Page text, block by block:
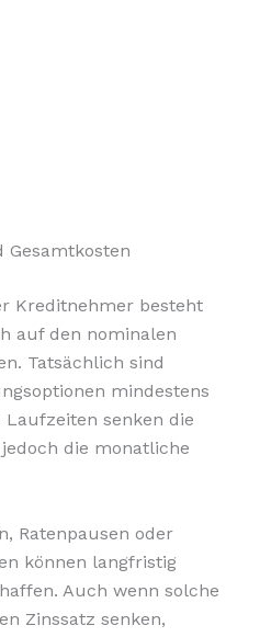
Kreditnehmer besteht
auf den nominalen
Tatsächlich sind
mindestens
senken die
die monatliche
Ratenpausen oder
können langfristig
Auch wenn solche
Zinssatz senken,